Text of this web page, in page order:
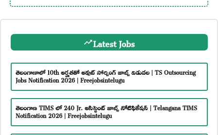
Latest Jobs
తెలంగాణాలో 10th అర్హతతో అవుట్ సోర్సింగ్ జాబ్స్ విడుదల | TS Outsourcing
Jobs Notification 2026 | Freejobsintelugu
తెలంగాణ TIMS లో 240 Jr. అసిస్టెంట్ జాబ్స్ నోటిఫికేషన్ | Telangana TIMS
Notification 2026 | Freejobsintelugu